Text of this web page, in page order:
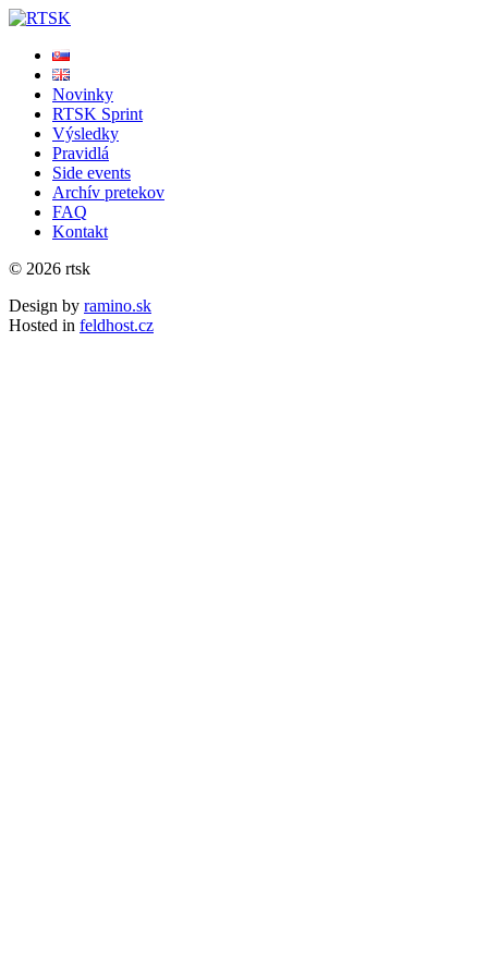
Novinky
RTSK Sprint
Výsledky
Pravidlá
Side events
Archív pretekov
FAQ
Kontakt
© 2026 rtsk
Design by ramino.sk
Hosted in feldhost.cz